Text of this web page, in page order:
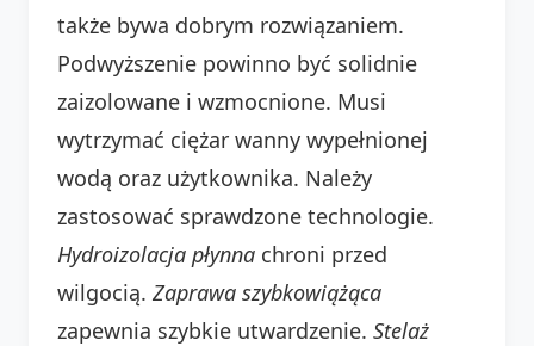
także bywa dobrym rozwiązaniem.
Podwyższenie powinno być solidnie
zaizolowane i wzmocnione. Musi
wytrzymać ciężar wanny wypełnionej
wodą oraz użytkownika. Należy
zastosować sprawdzone technologie.
Hydroizolacja płynna chroni przed
wilgocią. Zaprawa szybkowiążąca
zapewnia szybkie utwardzenie. Stelaż